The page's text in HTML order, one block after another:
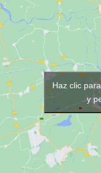
Haz clic
y